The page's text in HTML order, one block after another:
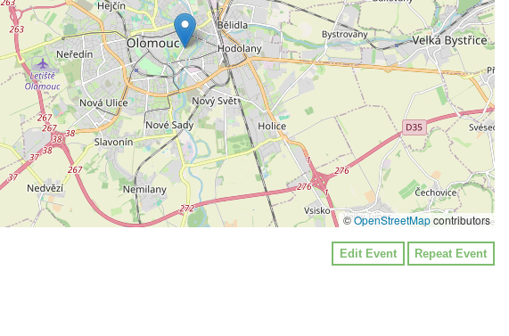
©OpenStreetMapcontributors
Edit Event Repeat Event